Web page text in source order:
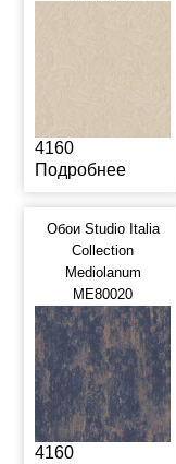
4160
Подробнее
Обои Studio Italia
Collection
Mediolanum
ME80020
4160